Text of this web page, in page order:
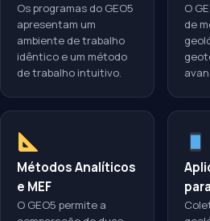
Os programas do GEO5
apresentam um
ambiente de trabalho
idêntico e um método
de trabalho intuitivo.
O
de
Métodos Analíticos
e MEF
O GEO5 permite a